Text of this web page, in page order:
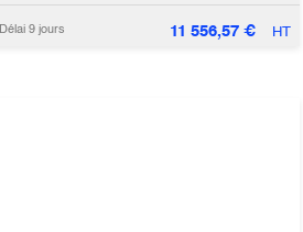
Délai 9 jours 11 556,57€ HT